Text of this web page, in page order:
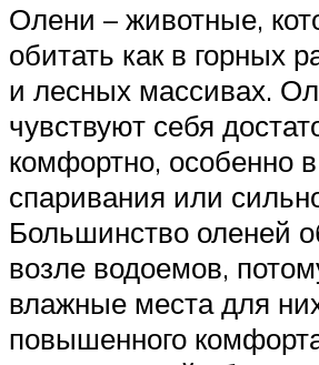
Олени – животные,
обитать как в горных
и лесных массивах.
чувствуют себя
комфортно, особенно
спаривания или
Большинство оленей
возле водоемов,
влажные места для
повышенного